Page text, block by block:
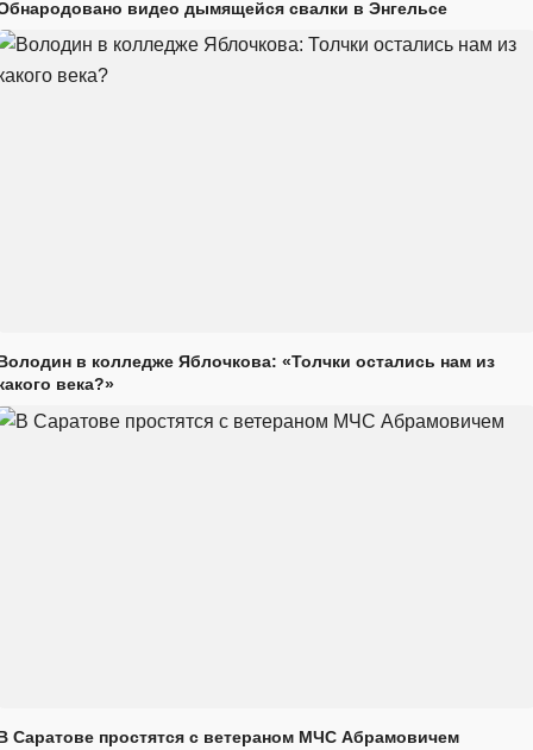
видео дымящейся свалки в Энгельсе
в колледже Яблочкова: «Толчки остались нам из
века?»
Саратове простятся с ветераном МЧС Абрамовичем